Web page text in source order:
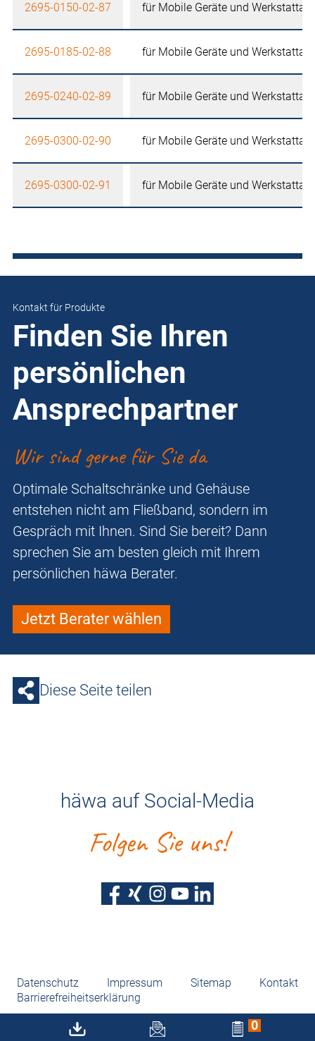
0
2695-0150-02-87 für Mobile Geräte und
2695-0185-02-88 für Mobile Geräte und
2695-0240-02-89 für Mobile Geräte und
2695-0300-02-90 für Mobile Geräte und
2695-0300-02-91 für Mobile Geräte und
Kontakt für Produkte
Finden Sie Ihren
persönlichen
Ansprechpartner
Wir sind gerne für Sie da
Optimale Schaltschränke und Gehäuse
entstehen nicht am Fließband, sondern im
Gespräch mit Ihnen. Sind Sie bereit? Dann
sprechen Sie am besten gleich mit Ihrem
persönlichen häwa Berater.
Jetzt Berater wählen
Diese Seite teilen
häwa auf Social-Media
Folgen Sie uns!
Datenschutz Impressum Sitemap
Kontakt
Barrierefreiheitserklärung